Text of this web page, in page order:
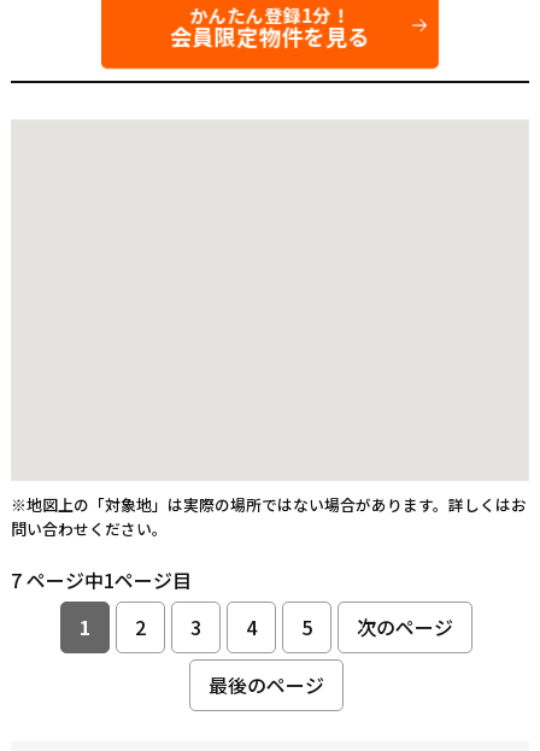
かんたん登録1分！
会員限定物件を見る
※地図上の「対象地」は実際の場所ではない場合があります。詳しくはお
問い合わせください。
7 ページ中1ページ目
1
2 3 4 5
次のページ
最後のページ